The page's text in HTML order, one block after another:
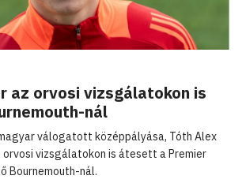
az orvosi vizsgálatokon is
nál
válogatott középpályása, Tóth Alex
vizsgálatokon is átesett a Premier
Bournemouth-nál.